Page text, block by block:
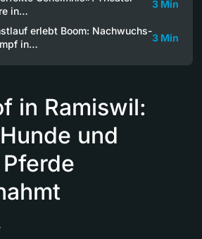
in…
3 Min
erlebt Boom: Nachwuchs-
in…
3 Min
in Ramiswil:
und